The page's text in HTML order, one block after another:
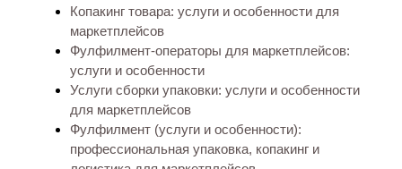
Копакинг товара: услуги и особенности для
маркетплейсов
Фулфилмент-операторы для маркетплейсов:
услуги и особенности
Услуги сборки упаковки: услуги и особенности
для маркетплейсов
Фулфилмент (услуги и особенности):
профессиональная упаковка, копакинг и